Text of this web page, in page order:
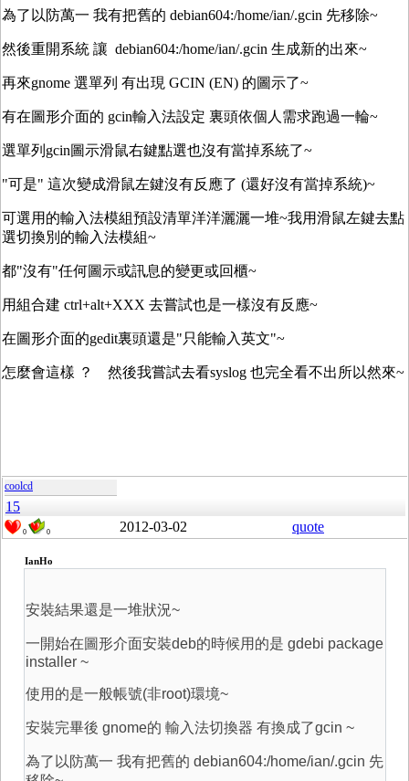
為了以防萬一 我有把舊的 debian604:/home/ian/.gcin 先移除~
然後重開系統 讓 debian604:/home/ian/.gcin 生成新的出來~
再來gnome 選單列 有出現 GCIN (EN) 的圖示了~
有在圖形介面的 gcin輸入法設定 裏頭依個人需求跑過一輪~
選單列gcin圖示滑鼠右鍵點選也沒有當掉系統了~
"可是" 這次變成滑鼠左鍵沒有反應了 (還好沒有當掉系統)~
可選用的輸入法模組預設清單洋洋灑灑一堆~我用滑鼠左鍵去點
選切換別的輸入法模組~
都"沒有"任何圖示或訊息的變更或回櫃~
用組合建 ctrl+alt+XXX 去嘗試也是一樣沒有反應~
在圖形介面的gedit裏頭還是"只能輸入英文"~
怎麼會這樣 ？ 然後我嘗試去看syslog 也完全看不出所以然來~
coolcd
15
0 0 2012-03-02 quote
IanHo
安裝結果還是一堆狀況~
一開始在圖形介面安裝deb的時候用的是 gdebi package
installer ~
使用的是一般帳號(非root)環境~
安裝完畢後 gnome的 輸入法切換器 有換成了gcin ~
為了以防萬一 我有把舊的 debian604:/home/ian/.gcin 先